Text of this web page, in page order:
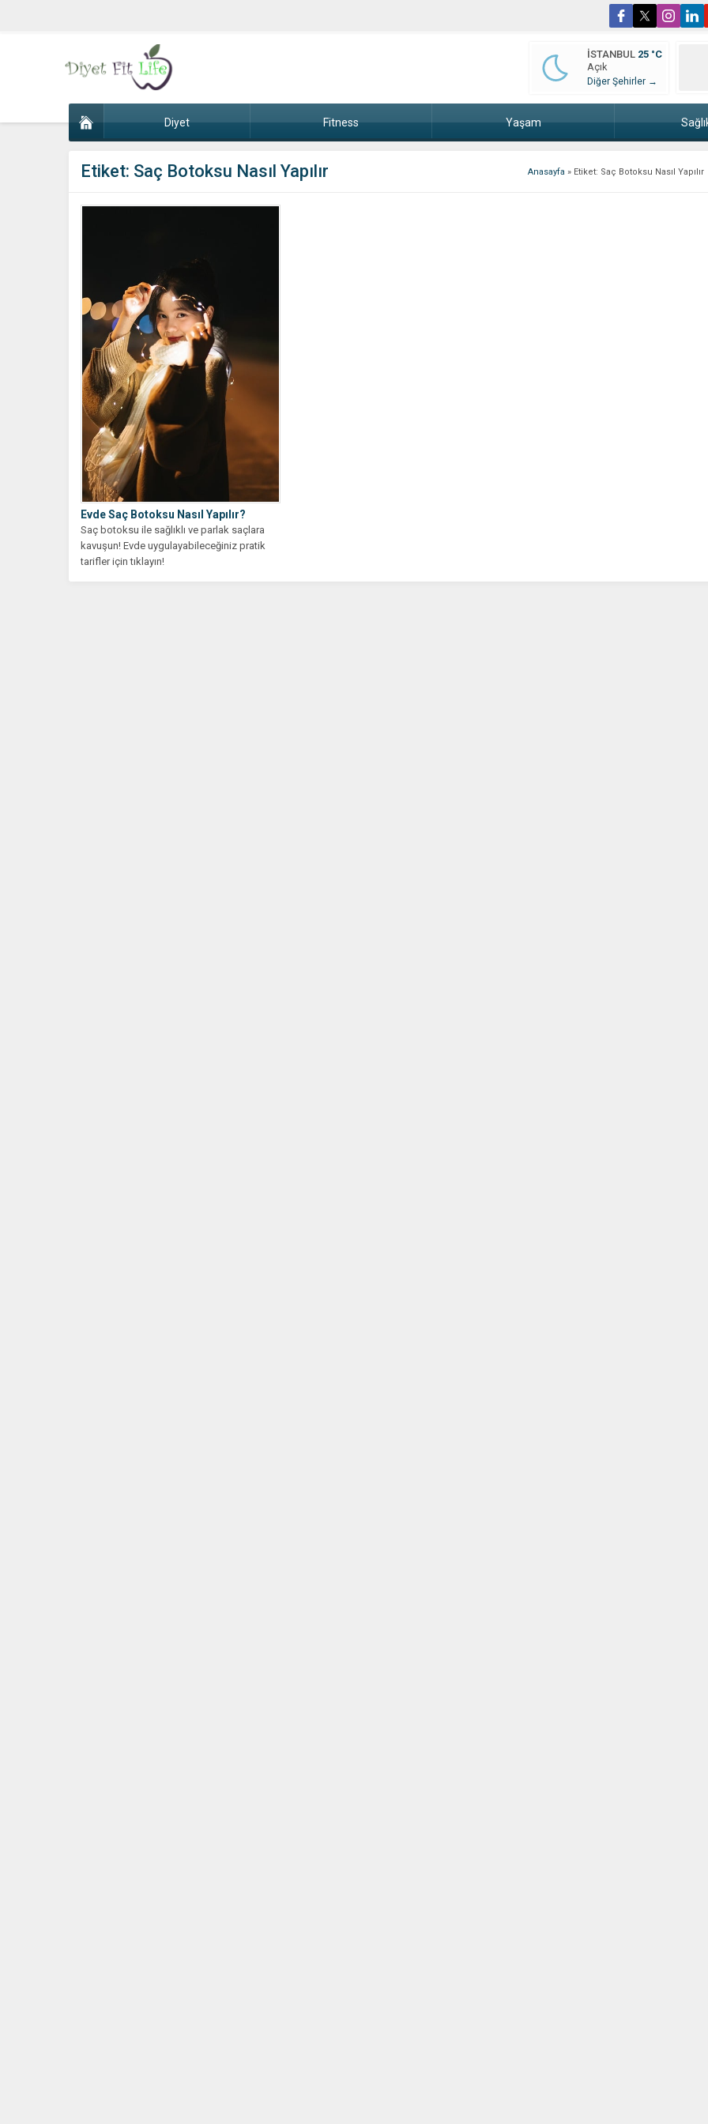
İSTANBUL 25 °C
Açık
Diğer Şehirler →
Diyet Fitness Yaşam
Anasayfa » Etiket: Saç Botoksu Nasıl Yapılır
Etiket: Saç Botoksu Nasıl Yapılır
Evde Saç Botoksu Nasıl Yapılır?
Saç botoksu ile sağlıklı ve parlak saçlara
kavuşun! Evde uygulayabileceğiniz pratik
tarifler için tıklayın!